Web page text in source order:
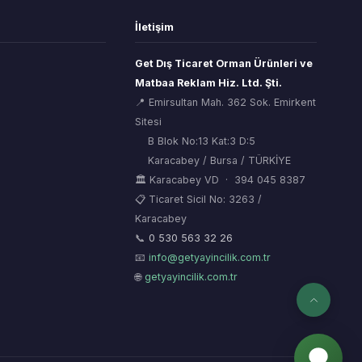
İletişim
Get Dış Ticaret Orman Ürünleri ve
Matbaa Reklam Hiz. Ltd. Şti.
📍 Emirsultan Mah. 362 Sok. Emirkent
Sitesi
B Blok No:13 Kat:3 D:5
Karacabey / Bursa / TÜRKİYE
🏛 Karacabey VD · 394 045 8387
📋 Ticaret Sicil No: 3263 /
Karacabey
📞 0 530 563 32 26
📧info@getyayincilik.com.tr
🌐 getyayincilik.com.tr
ORSİAD AI
Sektörel Hafıza Asistanı